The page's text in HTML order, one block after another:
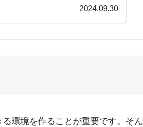
2024.09.30
環境を作ることが重要です。そん